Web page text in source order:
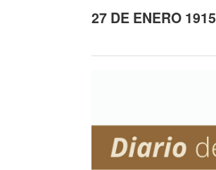
27 DE ENERO 1915